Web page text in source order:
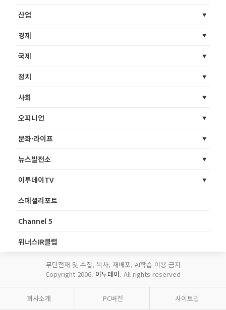
산업
경제
국제
정치
사회
오피니언
문화·라이프
뉴스발전소
이투데이TV
스페셜리포트
Channel 5
위너스IR클럽
무단전재 및 수집, 복사, 재배포, AI학습 이용 금지
Copyright 2006. 이투데이. All rights reserved
회사소개 PC버전 사이트맵